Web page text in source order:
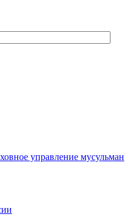
управление мусульман